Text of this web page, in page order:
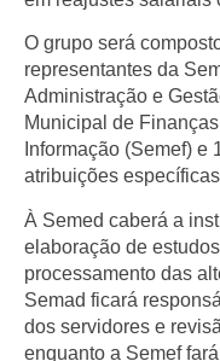
O grupo será
representantes da
Administração e
Municipal de
Informação (Semef)
atribuições
À Semed caberá a
elaboração de
processamento das
Semad ficará
dos servidores e
enquanto a Semef